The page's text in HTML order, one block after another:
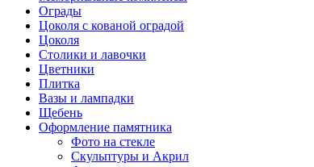
Ограды
Цоколя с кованой оградой
Цоколя
Столики и лавочки
Цветники
Плитка
Вазы и лампадки
Щебень
Оформление памятника
Фото на стекле
Скульптуры и Акрил